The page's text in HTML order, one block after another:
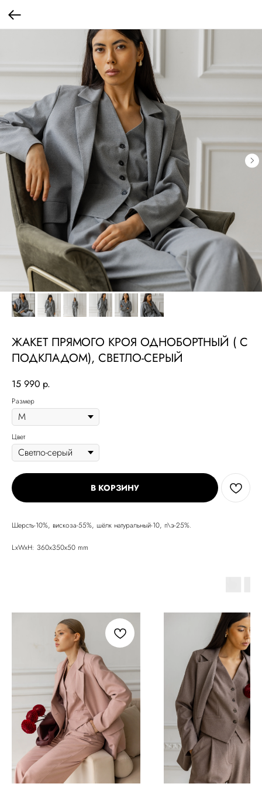
ЖАКЕТ ПРЯМОГО КРОЯ ОДНОБОРТНЫЙ ( С
ПОДКЛАДОМ), СВЕТЛО-СЕРЫЙ
15 990 р.
Размер
Цвет
В КОРЗИНУ
Шерсть-10%, вискоза-55%, шёлк натуральный-10, п\э-25%.
LxWxH: 360x350x50 mm